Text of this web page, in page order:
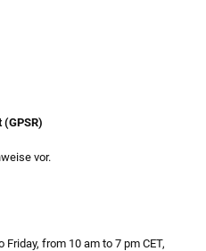
vor.
from 10 am to 7 pm CET,